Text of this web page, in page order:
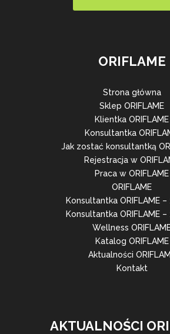
ORIFLAME
Strona główna
Sklep ORIFLAME
Klientka ORIFLAME
Konsultantka
Jak zostać konsultantką
Rejestracja w
Praca w ORIFLAME
ORIFLAME
Konsultantka ORIFLAME
Konsultantka ORIFLAME
Wellness
Katalog ORIFLAME
Aktualności
Kontakt
AKTUALNOŚCI